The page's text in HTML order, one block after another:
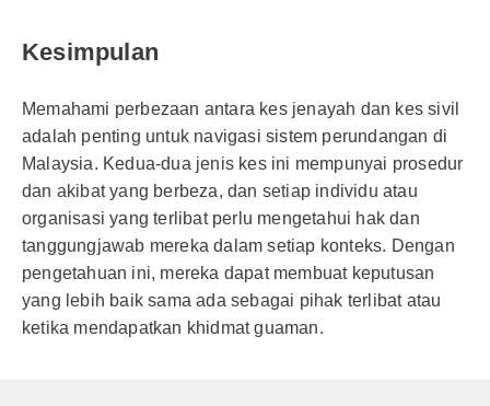
Kesimpulan
Memahami perbezaan antara kes jenayah dan kes sivil
adalah penting untuk navigasi sistem perundangan di
Malaysia. Kedua-dua jenis kes ini mempunyai prosedur
dan akibat yang berbeza, dan setiap individu atau
organisasi yang terlibat perlu mengetahui hak dan
tanggungjawab mereka dalam setiap konteks. Dengan
pengetahuan ini, mereka dapat membuat keputusan
yang lebih baik sama ada sebagai pihak terlibat atau
ketika mendapatkan khidmat guaman.